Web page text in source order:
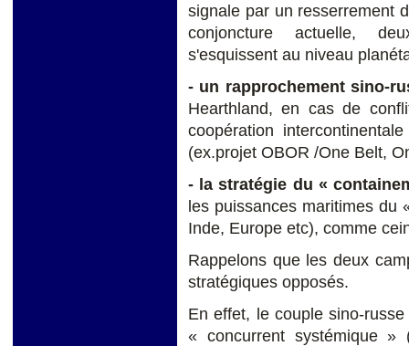
signale par un resserrement
conjoncture actuelle,
s'esquissent au niveau
- un rapprochement sino-
Hearthland, en cas de
coopération
(ex.projet OBOR /One Belt,
- la stratégie du «
les puissances maritimes du
Inde, Europe etc), comme
Rappelons que les deux
stratégiques opposés.
En effet, le couple sino-
« concurrent systémique